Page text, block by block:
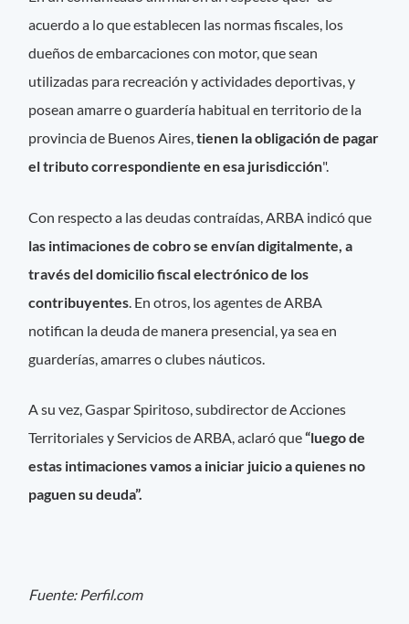
acuerdo a lo que establecen las normas fiscales, los
dueños de embarcaciones con motor, que sean
utilizadas para recreación y actividades deportivas, y
posean amarre o guardería habitual en territorio de la
provincia de Buenos Aires,tienen la obligación de pagar
el tributo correspondiente en esa jurisdicción".
Con respecto a las deudas contraídas, ARBA indicó que
las intimaciones de cobro se envían digitalmente, a
través del domicilio fiscal electrónico de los
contribuyentes . En otros, los agentes de ARBA
notifican la deuda de manera presencial, ya sea en
guarderías, amarres o clubes náuticos.
A su vez, Gaspar Spiritoso, subdirector de Acciones
Territoriales y Servicios de ARBA, aclaró que“luego de
estas intimaciones vamos a iniciar juicio a quienes no
paguen su deuda”.
Fuente: Perfil.com